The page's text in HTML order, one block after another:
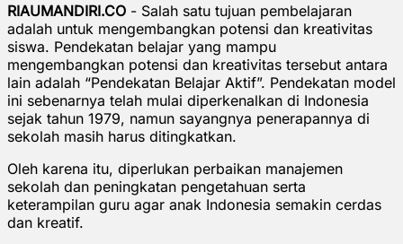
RIAUMANDIRI.CO - Salah satu tujuan pembelajaran
adalah untuk mengembangkan potensi dan kreativitas
siswa. Pendekatan belajar yang mampu
mengembangkan potensi dan kreativitas tersebut antara
lain adalah “Pendekatan Belajar Aktif”. Pendekatan model
ini sebenarnya telah mulai diperkenalkan di Indonesia
sejak tahun 1979, namun sayangnya penerapannya di
sekolah masih harus ditingkatkan.
Oleh karena itu, diperlukan perbaikan manajemen
sekolah dan peningkatan pengetahuan serta
keterampilan guru agar anak Indonesia semakin cerdas
dan kreatif.